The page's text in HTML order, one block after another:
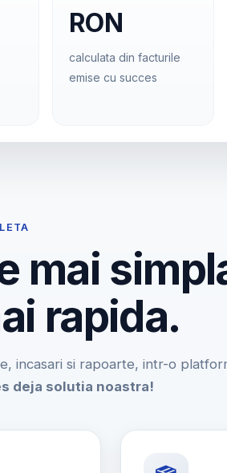
RON
calculata din facturile
emise cu succes
mai
rapida.
incasari si rapoarte, intr-o
deja solutia noastra!